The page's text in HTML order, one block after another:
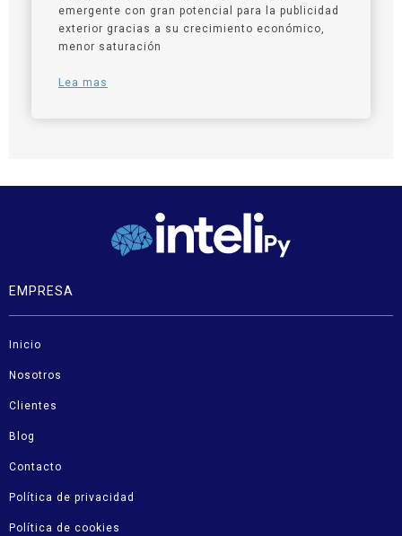
emergente con gran potencial para la publicidad
exterior gracias a su crecimiento económico,
menor saturación
Lea mas
EMPRESA
Inicio
Nosotros
Clientes
Blog
Contacto
Política de privacidad
Política de cookies